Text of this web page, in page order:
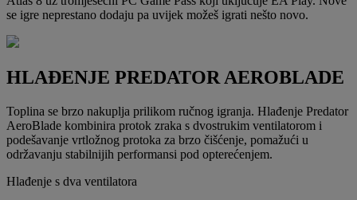
se igre neprestano dodaju pa uvijek možeš igrati nešto novo.
HLAĐENJE PREDATOR AEROBLADE
Toplina se brzo nakuplja prilikom ručnog igranja. Hlađenje Predator
AeroBlade kombinira protok zraka s dvostrukim ventilatorom i
podešavanje vrtložnog protoka za brzo čišćenje, pomažući u
održavanju stabilnijih performansi pod opterećenjem.
Hlađenje s dva ventilatora